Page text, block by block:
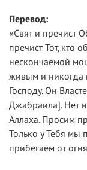
Перевод:
«Свят и пречист
пречист Тот, кто
нескончаемой
живым и никогда
Господу. Он
Джабраила]. Нет
Аллаха. Просим
Только у Тебя мы
прибегаем от